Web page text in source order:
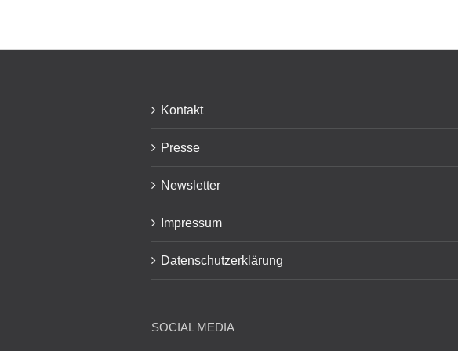
Kontakt
Presse
Newsletter
Impressum
Datenschutzerklärung
SOCIAL MEDIA